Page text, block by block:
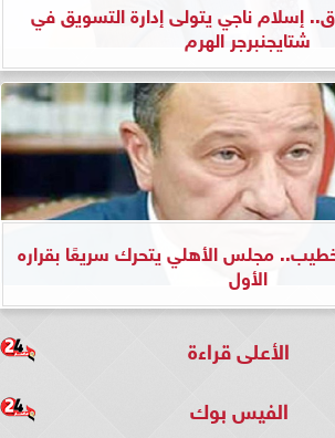
إسلام ناجي يتولى إدارة التسويق في
شتايجنبرجر الهرم
مجلس الأهلي يتحرك سريعًا بقراره
الأول
الأعلى قراءة
الفيس بوك